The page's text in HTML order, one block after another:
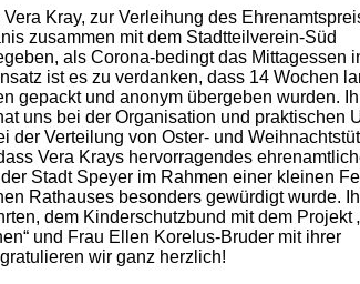
Kray, zur Verleihung des
zusammen mit dem Stadtteilverein-Süd
als Corona-bedingt das Mittagessen
ist es zu verdanken, dass 14 Wochen
gepackt und anonym übergeben wurden.
uns bei der Organisation und praktischen
der Verteilung von Oster- und
Vera Krays hervorragendes
Stadt Speyer im Rahmen einer kleinen
Rathauses besonders gewürdigt wurde.
dem Kinderschutzbund mit dem Projekt
und Frau Ellen Korelus-Bruder mit ihrer
wir ganz herzlich!